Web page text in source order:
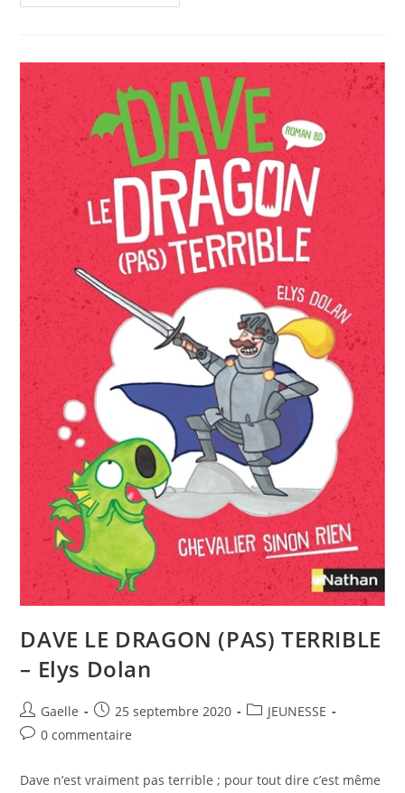
DAVE LE DRAGON (PAS) TERRIBLE
– Elys Dolan
Gaelle 25 septembre 2020
JEUNESSE
0 commentaire
Dave n’est vraiment pas terrible ; pour tout dire c’est même